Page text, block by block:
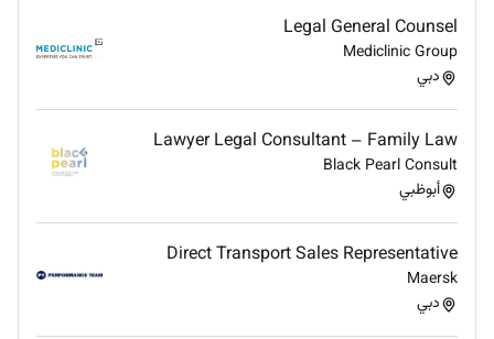
Legal Advisory
regulatory matters.
Identify legal risks and recommend mitigation
strategies.
Support transactions by ensuring appropriate
legal protection.
Compliance & Corporate Governance
Legal General Counsel
Mediclinic Group
دبي
Lawyer Legal Consultant – Family Law
Black Pearl Consult
أبوظبي
Direct Transport Sales Representative
Maersk
دبي